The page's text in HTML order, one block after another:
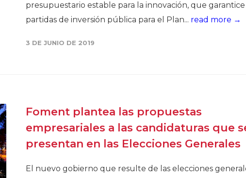
presupuestario estable para la innovación, que garantice
partidas de inversión pública para el Plan... read more →
3 DE JUNIO DE 2019
Foment plantea las propuestas
empresariales a las candidaturas que
presentan en las Elecciones Generales
El nuevo gobierno que resulte de las elecciones